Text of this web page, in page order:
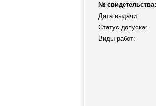
№ свидетельства:
Дата выдачи:
Статус допуска:
Виды работ: